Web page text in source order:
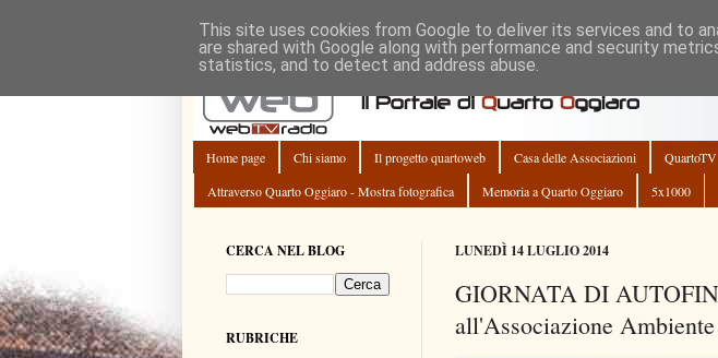
Home page Chi siamo Il progetto quartoweb Casa delle Associazioni QuartoTV
Attraverso Quarto Oggiaro - Mostra fotografica
Memoria a Quarto Oggiaro 5x1000
LUNEDÌ 14 LUGLIO 2014
GIORNATA DI
all'Associazione
CERCA NEL BLOG
RUBRICHE
This site uses cookies from Google to deliver its services and to
are shared with Google along with performance and security
statistics, and to detect and address abuse.